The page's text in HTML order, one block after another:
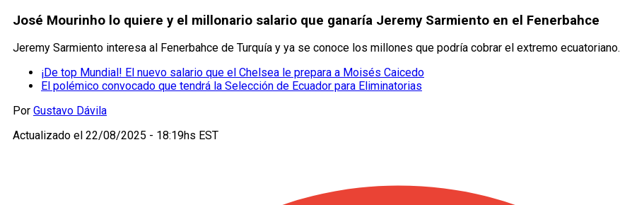
José Mourinho lo quiere y el millonario salario que ganaría Jeremy Sarmiento en el Fenerbahce
Jeremy Sarmiento interesa al Fenerbahce de Turquía y ya se conoce los millones que podría cobrar el extremo ecuatoriano.
¡De top Mundial! El nuevo salario que el Chelsea le prepara a Moisés Caicedo
El polémico convocado que tendrá la Selección de Ecuador para Eliminatorias
Por Gustavo Dávila
Actualizado el 22/08/2025 - 18:19hs EST